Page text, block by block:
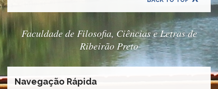
Notícias
Contato
Apresentação
Faculdade de Filosofia, Ciências e Letras de
Ribeirão Preto
Navegação Rápida